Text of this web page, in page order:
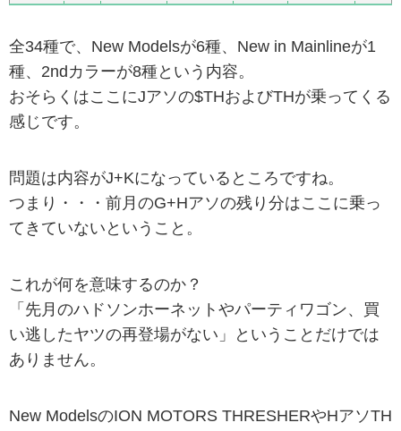
全34種で、New Modelsが6種、New in Mainlineが1
種、2ndカラーが8種という内容。
おそらくはここにJアソの$THおよびTHが乗ってくる
感じです。
問題は内容がJ+Kになっているところですね。
つまり・・・前月のG+Hアソの残り分はここに乗っ
てきていないということ。
これが何を意味するのか？
「先月のハドソンホーネットやパーティワゴン、買
い逃したヤツの再登場がない」ということだけでは
ありません。
New ModelsのION MOTORS THRESHERやHアソTH